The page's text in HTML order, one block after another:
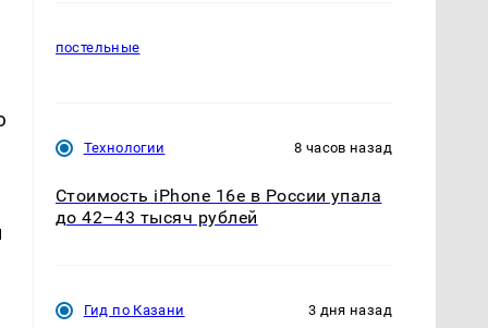
постельные
Технологии 8 часов назад
Стоимость iPhone 16e в России упала
до 42–43 тысяч рублей
Гид по Казани 3 дня назад